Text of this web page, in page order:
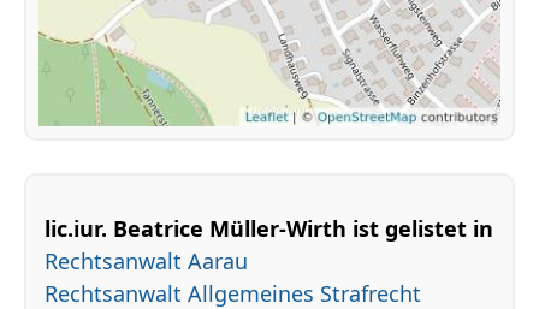
lic.iur. Beatrice Müller-Wirth ist gelistet in
Rechtsanwalt Aarau
Rechtsanwalt Allgemeines Strafrecht